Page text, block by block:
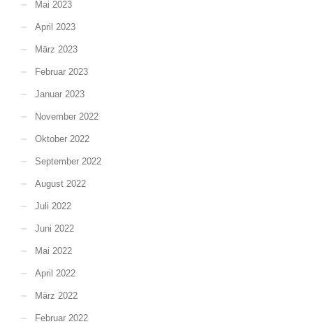
Mai 2023
April 2023
März 2023
Februar 2023
Januar 2023
November 2022
Oktober 2022
September 2022
August 2022
Juli 2022
Juni 2022
Mai 2022
April 2022
März 2022
Februar 2022